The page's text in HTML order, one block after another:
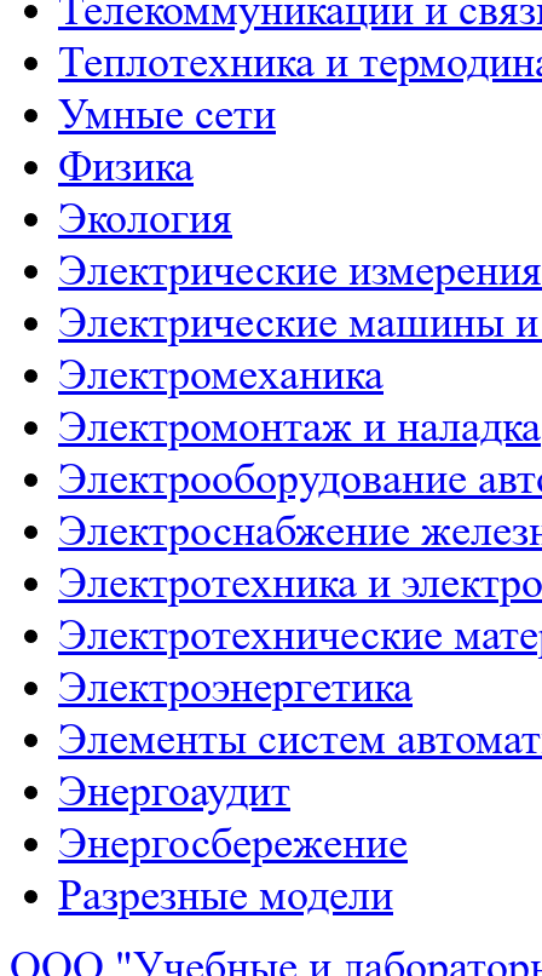
Телекоммуникации и
Теплотехника и
Умные сети
Физика
Экология
Электрические измерения
Электрические машины
Электромеханика
Электромонтаж и наладка
Электрооборудование
Электроснабжение
Электротехника и
Электротехнические
Электроэнергетика
Элементы систем
Энергоаудит
Энергосбережение
Разрезные модели